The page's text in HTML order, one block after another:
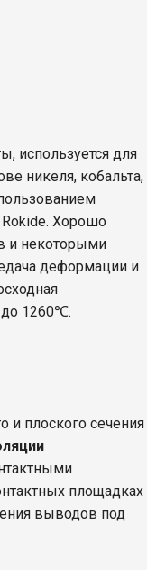
используется для
никеля, кобальта,
Rokide. Хорошо
и некоторыми
деформации и
до 1260℃.
и плоского сечения
площадках
выводов под